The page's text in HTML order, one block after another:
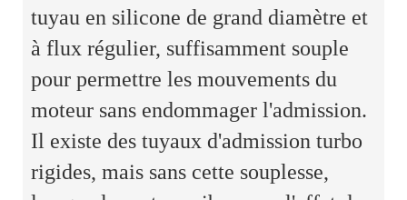
tuyau en silicone de grand diamètre et
à flux régulier, suffisamment souple
pour permettre les mouvements du
moteur sans endommager l'admission.
Il existe des tuyaux d'admission turbo
rigides, mais sans cette souplesse,